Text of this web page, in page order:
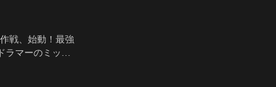
戦、始動！最強
ラマーのミッシ